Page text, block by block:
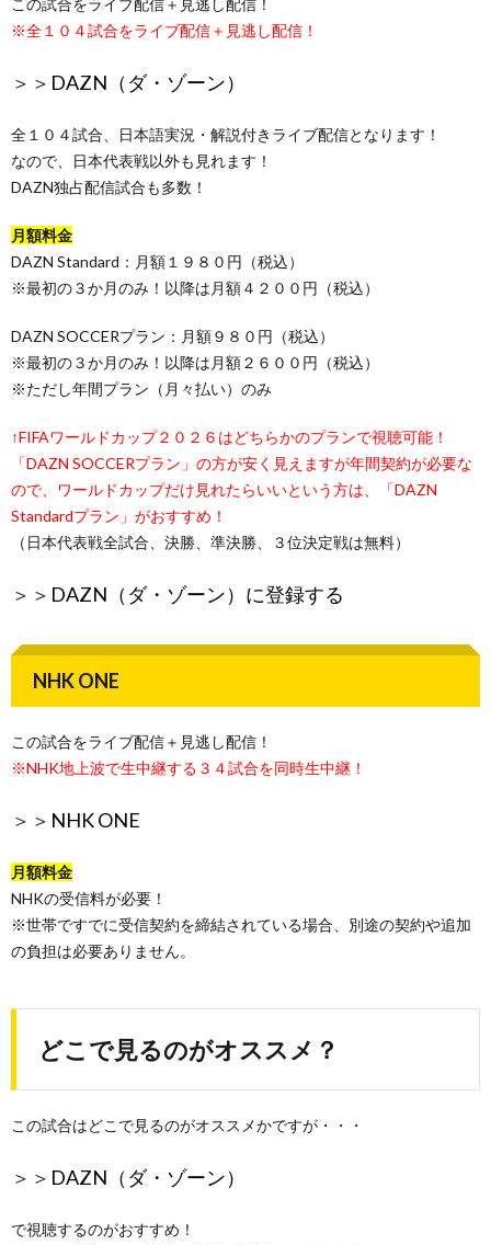
この試合をライブ配信＋見逃し配信！
※全１０４試合をライブ配信＋見逃し配信！
＞＞ DAZN（ダ・ゾーン）
全１０４試合、日本語実況・解説付きライブ配信となります！
なので、日本代表戦以外も見れます！
DAZN独占配信試合も多数！
月額料金
DAZN Standard：月額１９８０円（税込）
※最初の３か月のみ！以降は月額４２００円（税込）
DAZN SOCCERプラン：月額９８０円（税込）
※最初の３か月のみ！以降は月額２６００円（税込）
※ただし年間プラン（月々払い）のみ
↑FIFAワールドカップ２０２６はどちらかのプランで視聴可能！
「DAZN SOCCERプラン」の方が安く見えますが年間契約が必要な
ので、ワールドカップだけ見れたらいいという方は、「DAZN
Standardプラン」がおすすめ！
（日本代表戦全試合、決勝、準決勝、３位決定戦は無料）
＞＞ DAZN（ダ・ゾーン）に登録する
NHK ONE
この試合をライブ配信＋見逃し配信！
※NHK地上波で生中継する３４試合を同時生中継！
＞＞ NHK ONE
月額料金
NHKの受信料が必要！
※世帯ですでに受信契約を締結されている場合、別途の契約や追加
の負担は必要ありません。
どこで見るのがオススメ？
この試合はどこで見るのがオススメかですが・・・
＞＞ DAZN（ダ・ゾーン）
で視聴するのがおすすめ！